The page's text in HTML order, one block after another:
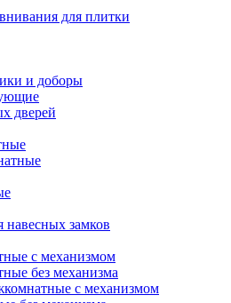
для плитки
и доборы
дверей
замков
с механизмом
без механизма
с механизмом